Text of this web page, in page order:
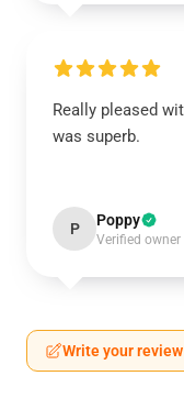
Really pleased
was superb.
P Poppy
Verified owner
Write your review